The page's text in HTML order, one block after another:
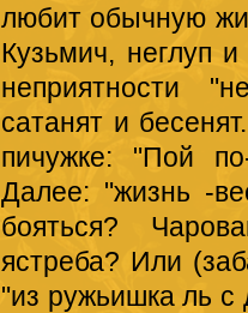
любит обычную
Кузьмич, неглуп
неприятности
сатанят и
пичужке: "Пой
Далее: "жизнь -
бояться?
ястреба? Или
"из ружьишка ль с